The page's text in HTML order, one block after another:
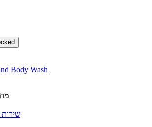
Body Wash
מחיר
שירות